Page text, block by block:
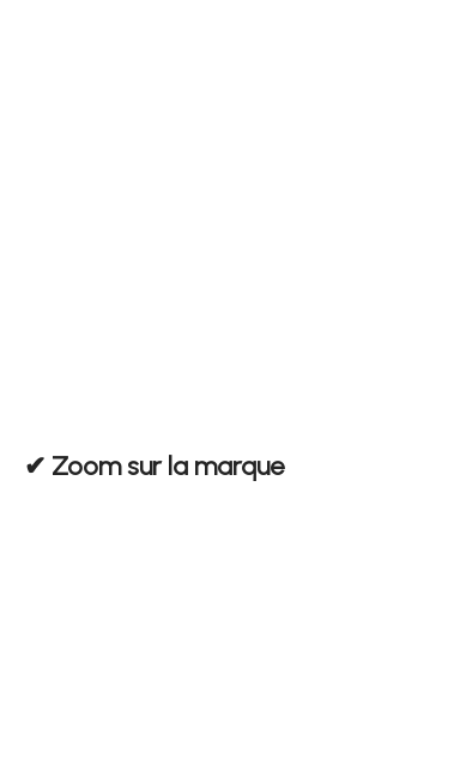
✔︎ Zoom sur la marque